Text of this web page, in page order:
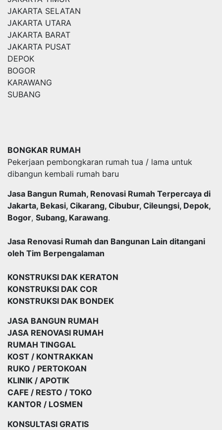
JAKARTA SELATAN
JAKARTA UTARA
JAKARTA BARAT
JAKARTA PUSAT
DEPOK
BOGOR
KARAWANG
SUBANG
BONGKAR RUMAH
Pekerjaan pembongkaran rumah tua / lama untuk
dibangun kembali rumah baru
Jasa Bangun Rumah, Renovasi Rumah Terpercaya di
Jakarta, Bekasi, Cikarang, Cibubur, Cileungsi, Depok,
Bogor, Subang, Karawang.
Jasa Renovasi Rumah dan Bangunan Lain ditangani
oleh Tim Berpengalaman
KONSTRUKSI DAK KERATON
KONSTRUKSI DAK COR
KONSTRUKSI DAK BONDEK
JASA BANGUN RUMAH
JASA RENOVASI RUMAH
RUMAH TINGGAL
KOST / KONTRAKKAN
RUKO / PERTOKOAN
KLINIK / APOTIK
CAFE / RESTO / TOKO
KANTOR / LOSMEN
KONSULTASI GRATIS